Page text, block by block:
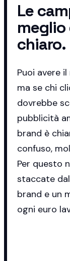
Le
meglio
chiaro.
Puoi avere
ma se chi
dovrebbe
pubblicità
brand è
confuso,
Per questo
staccate
brand e un
ogni euro